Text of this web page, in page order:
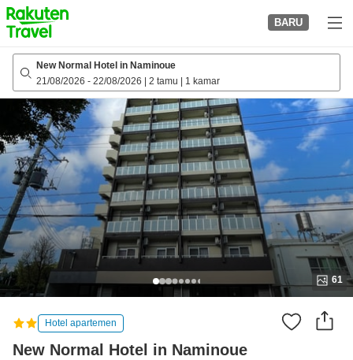
to
top
page
BARU
New Normal Hotel in Naminoue
21/08/2026 - 22/08/2026 2 tamu 1 kamar
61
Hotel apartemen
New Normal Hotel in Naminoue